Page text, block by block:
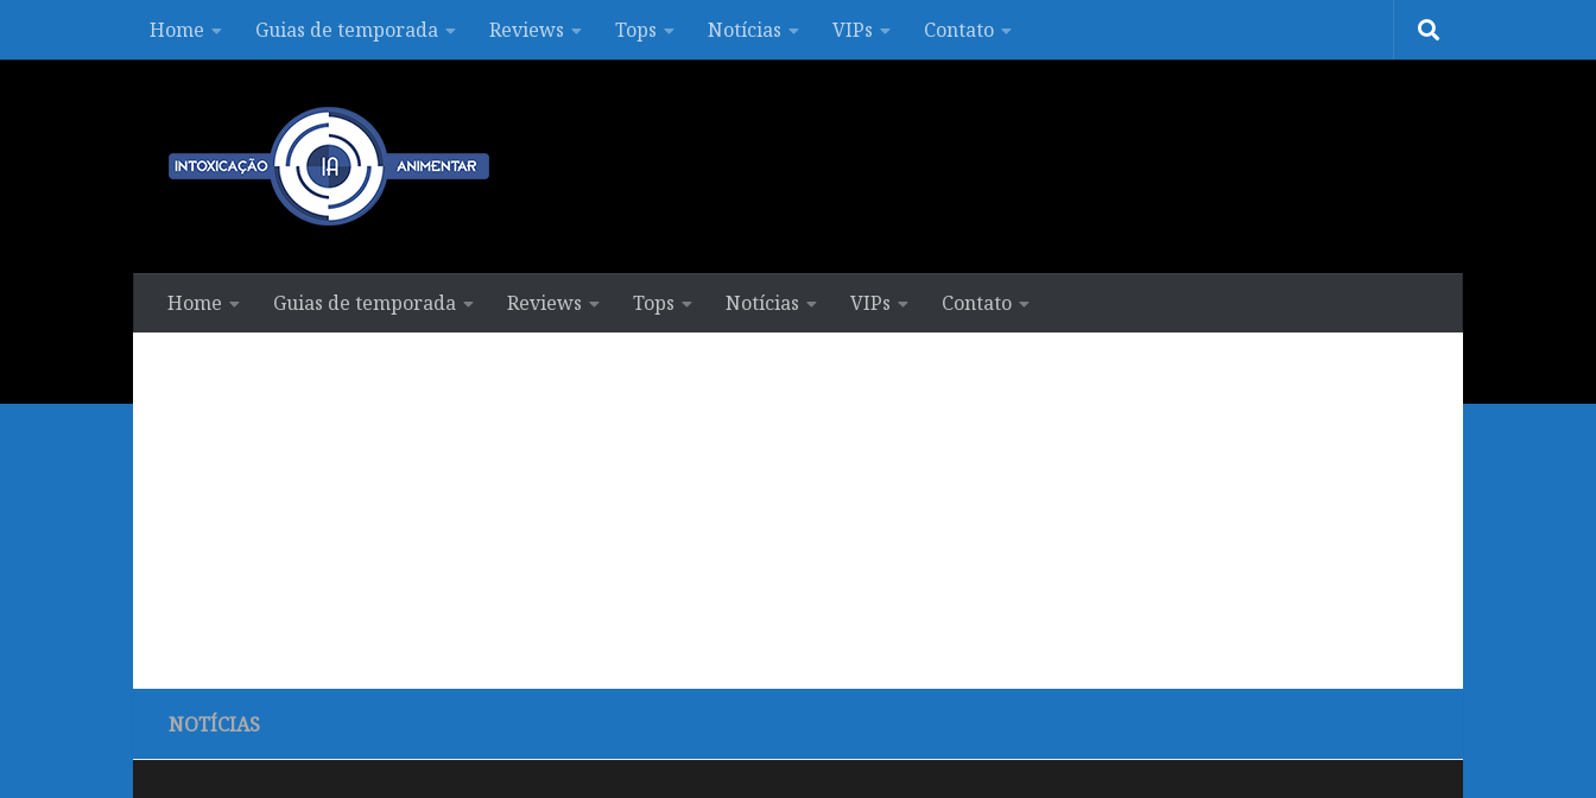
Skip to contentHome Guias de temporada Reviews Tops Notícias VIPs Contato
Home Guias de temporada Reviews Tops Notícias VIPs Contato
NOTÍCIAS